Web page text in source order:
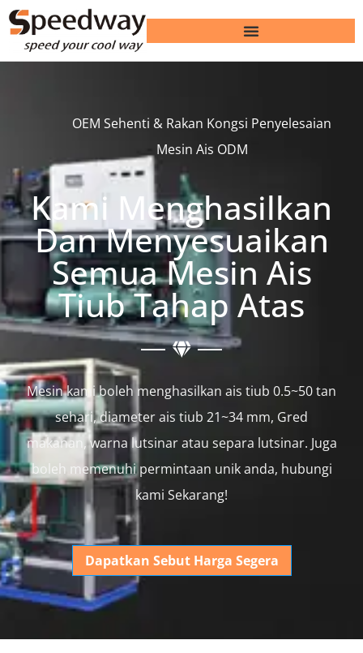
OEM Sehenti & Rakan Kongsi Penyelesaian
Mesin Ais ODM
Kami Menghasilkan
Dan Menyesuaikan
Semua Mesin Ais
Tiub Tahap Atas
Mesin kami boleh menghasilkan ais tiub 0.5~50 tan
sehari, diameter ais tiub 21~34 mm, Gred
makanan, warna lutsinar atau separa lutsinar. Juga
boleh memenuhi permintaan unik anda, hubungi
kami Sekarang!
Dapatkan Sebut Harga Segera